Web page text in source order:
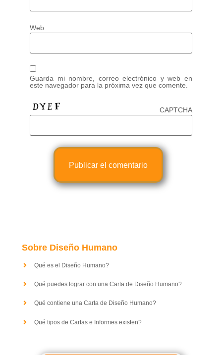
Web
Guarda mi nombre, correo electrónico y web en
este navegador para la próxima vez que comente.
CAPTCHA
Sobre Diseño Humano
Qué es el Diseño Humano?
Qué puedes lograr con una Carta de Diseño Humano?
Qué contiene una Carta de Diseño Humano?
Qué tipos de Cartas e Informes existen?